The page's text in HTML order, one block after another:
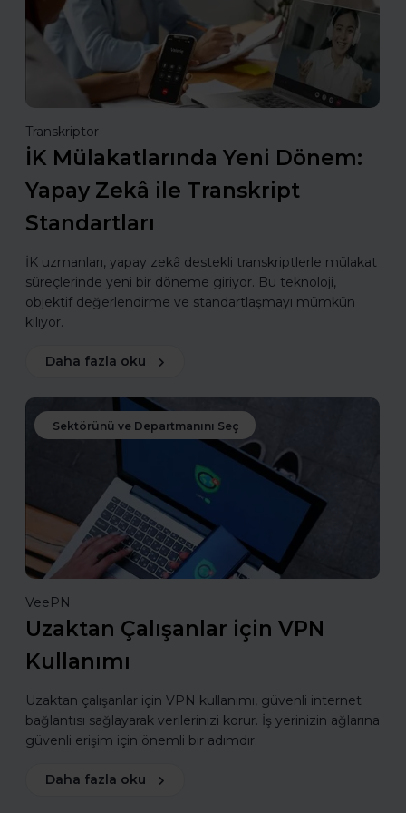
Transkriptor
İK Mülakatlarında Yeni Dönem:
Yapay Zekâ ile Transkript
Standartları
İK uzmanları, yapay zekâ destekli transkriptlerle mülakat
süreçlerinde yeni bir döneme giriyor. Bu teknoloji,
objektif değerlendirme ve standartlaşmayı mümkün
kılıyor.
Daha fazla oku
Sektörünü ve Departmanını Seç
VeePN
Uzaktan Çalışanlar için VPN
Kullanımı
Uzaktan çalışanlar için VPN kullanımı, güvenli internet
bağlantısı sağlayarak verilerinizi korur. İş yerinizin ağlarına
güvenli erişim için önemli bir adımdır.
Daha fazla oku